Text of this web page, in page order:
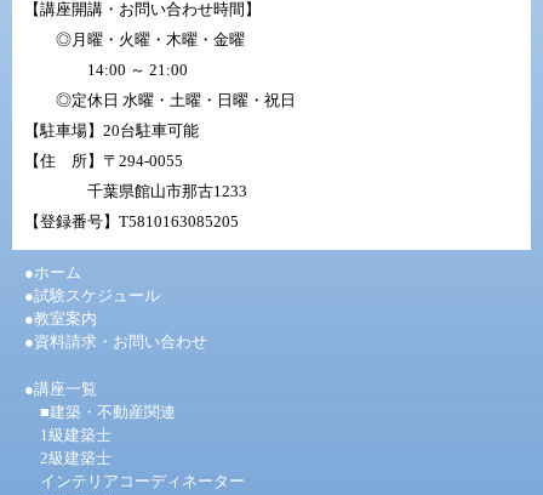
【講座開講・お問い合わせ時間】
◎月曜・火曜・木曜・金曜
14:00 ～ 21:00
◎定休日 水曜・土曜・日曜・祝日
【駐車場】20台駐車可能
【住 所】〒294-0055
千葉県館山市那古1233
【登録番号】T5810163085205
●ホーム
●試験スケジュール
●教室案内
●資料請求・お問い合わせ
●講座一覧
■建築・不動産関連
1級建築士
2級建築士
インテリアコーディネーター